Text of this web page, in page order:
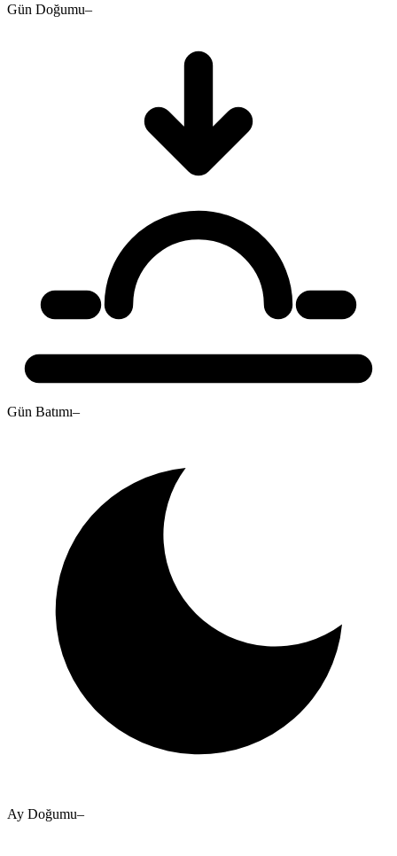
Gün Doğumu–
Gün Batımı–
Ay Doğumu–